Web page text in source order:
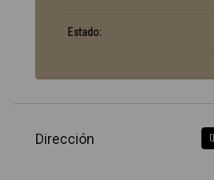
Estado:
Dirección